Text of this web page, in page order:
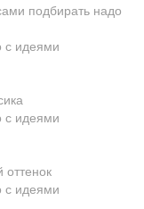
подбирать надо